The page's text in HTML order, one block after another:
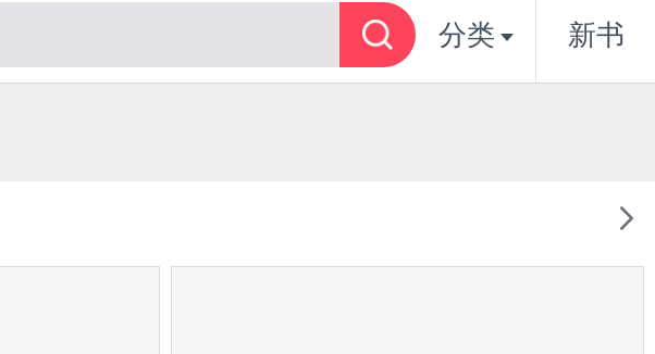
分类 新书